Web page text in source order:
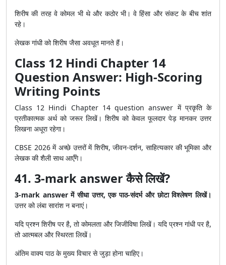
शिरीष की तरह वे कोमल भी थे और कठोर भी। वे हिंसा और संकट के बीच शांत
रहे।
लेखक गांधी को शिरीष जैसा अवधूत मानते हैं।
Class 12 Hindi Chapter 14
Question Answer: High-Scoring
Writing Points
Class 12 Hindi Chapter 14 question answer में प्रकृति के
प्रतीकात्मक अर्थ को जरूर लिखें। शिरीष को केवल फूलदार पेड़ मानकर उत्तर
लिखना अधूरा रहेगा।
CBSE 2026 में अच्छे उत्तरों में शिरीष, जीवन-दर्शन, साहित्यकार की भूमिका और
लेखक की शैली साथ आएँगे।
41. 3-mark answer कैसे लिखें?
3-mark answer में सीधा उत्तर, एक पाठ-संदर्भ और छोटा विश्लेषण लिखें।
उत्तर को लंबा सारांश न बनाएं।
यदि प्रश्न शिरीष पर है, तो कोमलता और जिजीविषा लिखें। यदि प्रश्न गांधी पर है,
तो आत्मबल और स्थिरता लिखें।
अंतिम वाक्य पाठ के मुख्य विचार से जुड़ा होना चाहिए।